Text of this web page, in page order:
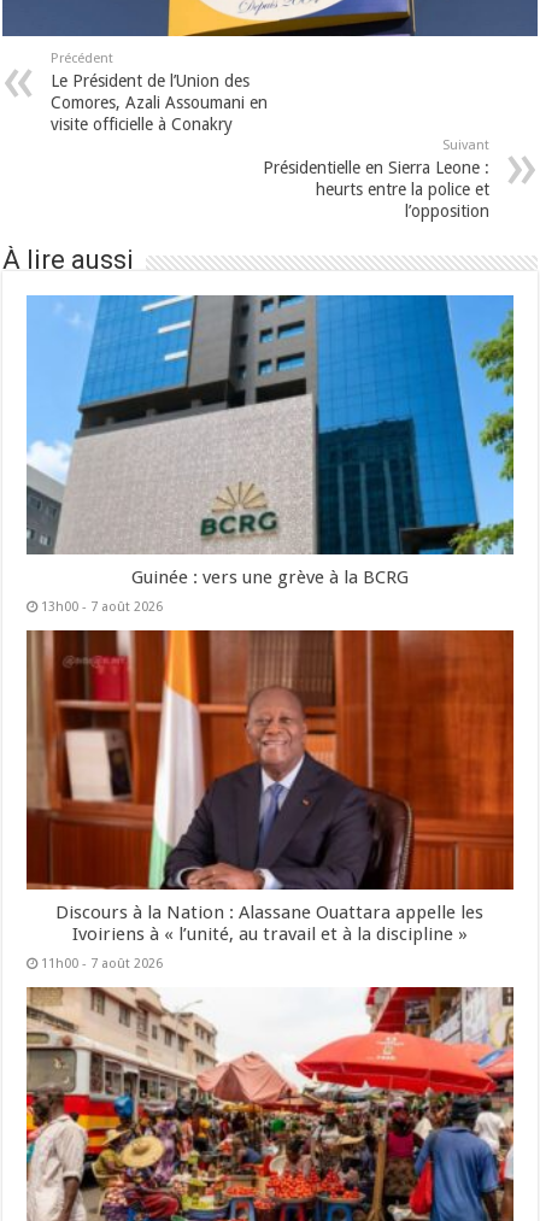
Précédent
Le Président de l’Union des
Comores, Azali Assoumani en
visite officielle à Conakry
Suivant
Présidentielle en Sierra Leone :
heurts entre la police et
l’opposition
À lire aussi
Guinée : vers une grève à la BCRG
13h00 - 7 août 2026
Discours à la Nation : Alassane Ouattara appelle les
Ivoiriens à « l’unité, au travail et à la discipline »
11h00 - 7 août 2026